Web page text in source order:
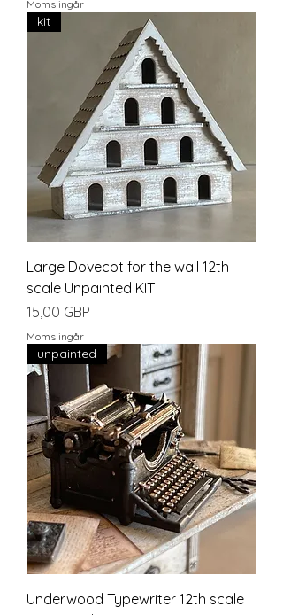
Moms ingår
kit
Large Dovecot for the wall 12th
scale Unpainted KIT
Pris
15,00 GBP
Moms ingår
unpainted
Underwood Typewriter 12th scale